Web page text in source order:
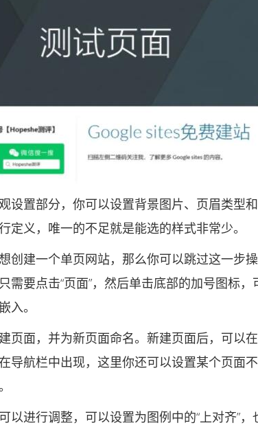
置部分，你可以设置背景图片、页眉类型
定义，唯一的不足就是能选的样式非常少。
建一个单页网站，那么你可以跳过这一步
需要点击“页面”，然后单击底部的加号图标
入。
面，并为新页面命名。新建页面后，可以
导航栏中出现，这里你还可以设置某个页面
进行调整，可以设置为图例中的“上对齐”，